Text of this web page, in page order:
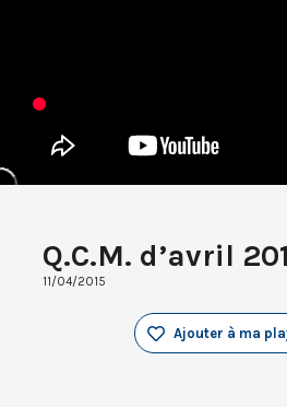
Q.C.M. d’avril
11/04/2015
Ajouter à ma